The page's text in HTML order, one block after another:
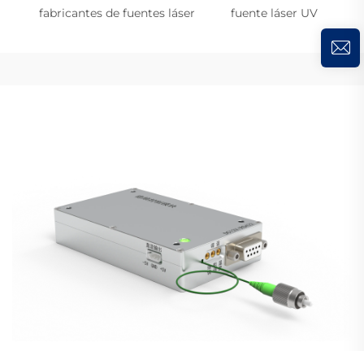
fabricantes de fuentes láser fuente láser UV